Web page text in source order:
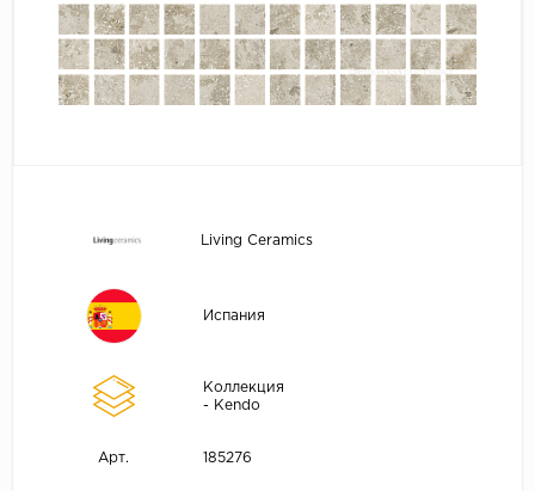
Living Ceramics
Испания
Коллекция
- Kendo
Арт. 185276